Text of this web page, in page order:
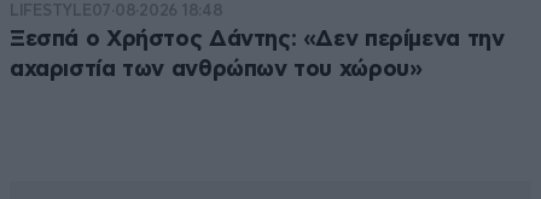
LIFESTYLE07·08·2026 18:48
Ξεσπά ο Χρήστος Δάντης: «Δεν περίμενα την
αχαριστία των ανθρώπων του χώρου»